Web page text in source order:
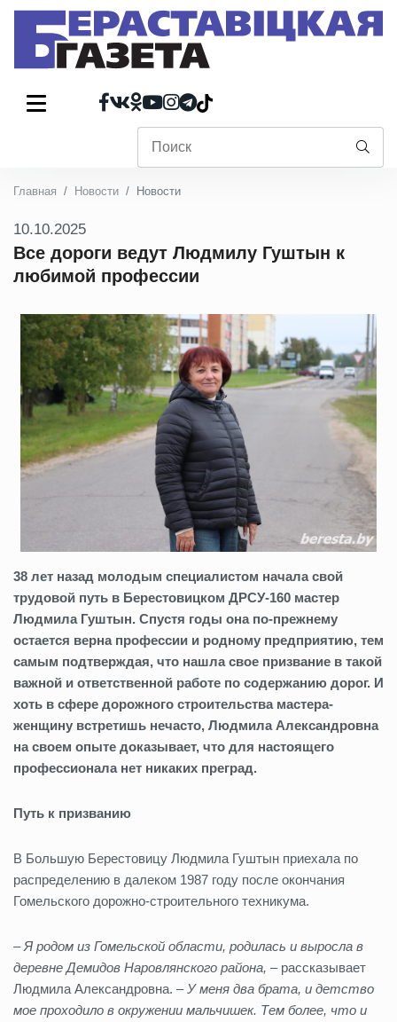
Главная Новости Новости
10.10.2025
Все дороги ведут Людмилу Гуштын к
любимой профессии
38 лет назад молодым специалистом начала свой
трудовой путь в Берестовицком ДРСУ-160 мастер
Людмила Гуштын. Спустя годы она по-прежнему
остается верна профессии и родному предприятию, тем
самым подтверждая, что нашла свое призвание в такой
важной и ответственной работе по содержанию дорог. И
хоть в сфере дорожного строительства мастера-
женщину встретишь нечасто, Людмила Александровна
на своем опыте доказывает, что для настоящего
профессионала нет никаких преград.
Путь к призванию
В Большую Берестовицу Людмила Гуштын приехала по
распределению в далеком 1987 году после окончания
Гомельского дорожно-строительного техникума.
– Я родом из Гомельской области, родилась и выросла в
деревне Демидов Наровлянского района, – рассказывает
Людмила Александровна. –У меня два брата, и детство
мое проходило в окружении мальчишек. Тем более, что и